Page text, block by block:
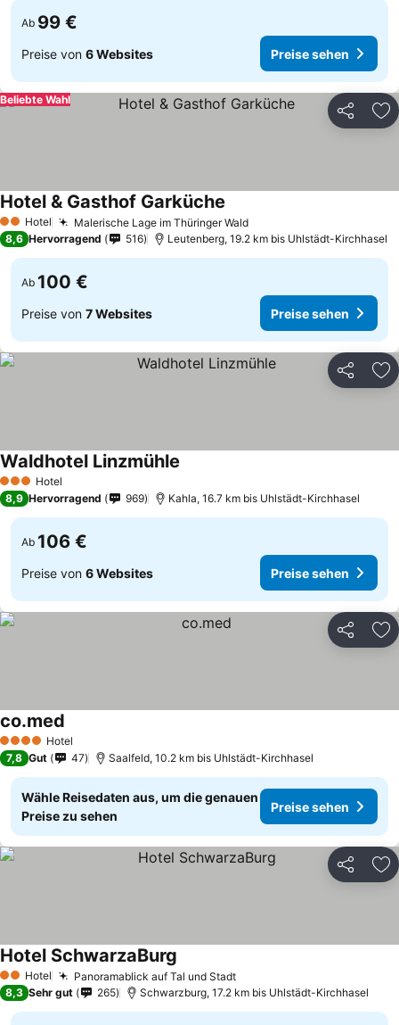
Ab 99 €
Preise von 6 Websites Preise sehen
Teilen
Beliebte Wahl
2 Sterne
Hotel Malerische Lage im Thüringer WaldPreise sehen
Hotel & Gasthof Garküche
8,6 Hervorragend 516 Leutenberg, 19.2 km bis Uhlstädt-Kirchhasel
Ab 100 €
Preise von 7 Websites Preise sehen
Teilen
3 SterneHotel
Waldhotel Linzmühle
8,9 Hervorragend 969 Kahla, 16.7 km bis Uhlstädt-Kirchhasel
Ab 106 €
Preise von 6 Websites Preise sehen
Teilen
4 Sterne Hotel
co.med
7,8 Gut 47 Saalfeld, 10.2 km bis Uhlstädt-Kirchhasel
Wähle Reisedaten aus, um die genauen
Preise zu sehen
Preise sehen
Teilen
2 Sterne
Hotel Panoramablick auf Tal und StadtPreise sehen
Hotel SchwarzaBurg
8,3 Sehr gut 265 Schwarzburg, 17.2 km bis Uhlstädt-Kirchhasel